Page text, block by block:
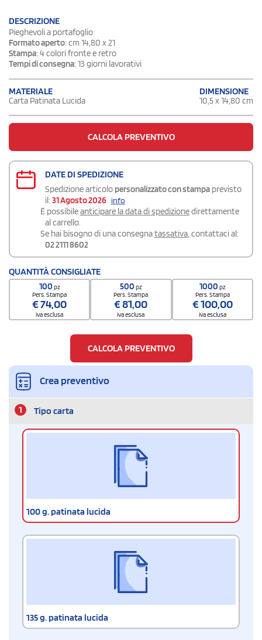
DESCRIZIONE
Pieghevoli a portafoglio
Formato aperto: cm 14,80 x 21
Stampa: 4 colori fronte e retro
Tempi di consegna: 13 giorni lavorativi
MATERIALE
Carta Patinata Lucida
DIMENSIONE
10,5 x 14,80 cm
CALCOLA PREVENTIVO
DATE DI SPEDIZIONE
Spedizione articolo personalizzato con stampa previsto
il: 31 Agosto 2026 info
É possibileanticipare la data di spedizionedirettamente
al carrello.
Se hai bisogno di una consegnatassativa, contattaci al:
02 2111 8602
QUANTITÀ CONSIGLIATE
100 pz
Pers. Stampa
€74,00
iva esclusa
500 pz
Pers. Stampa
€81,00
iva esclusa
1000 pz
Pers. Stampa
€100,00
iva esclusa
CALCOLA PREVENTIVO
Crea preventivo
1 Tipo carta
100 g. patinata lucida
135 g. patinata lucida